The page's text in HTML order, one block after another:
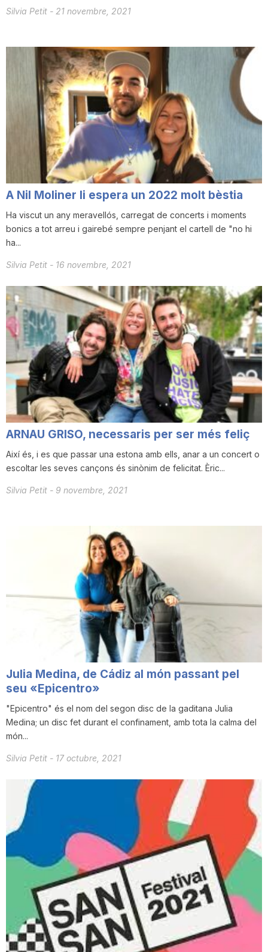
r
a
Silvia Petit - 21 novembre, 2021
A Nil Moliner li espera un 2022 molt bèstia
Ha viscut un any meravellós, carregat de concerts i moments
bonics a tot arreu i gairebé sempre penjant el cartell de "no hi
ha...
Silvia Petit - 16 novembre, 2021
ARNAU GRISO, necessaris per ser més feliç
Així és, i es que passar una estona amb ells, anar a un concert o
escoltar les seves cançons és sinònim de felicitat. Èric...
Silvia Petit - 9 novembre, 2021
Julia Medina, de Cádiz al món passant pel
seu «Epicentro»
"Epicentro" és el nom del segon disc de la gaditana Julia
Medina; un disc fet durant el confinament, amb tota la calma del
món...
Silvia Petit - 17 octubre, 2021